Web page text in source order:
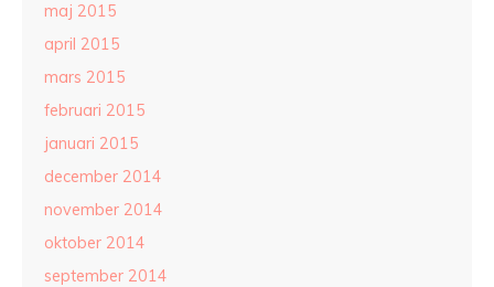
maj 2015
april 2015
mars 2015
februari 2015
januari 2015
december 2014
november 2014
oktober 2014
september 2014